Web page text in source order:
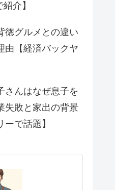
介】
徳グルメとの違い
由【経済バックヤ
さんはなぜ息子を
失敗と家出の背景
ーで話題】